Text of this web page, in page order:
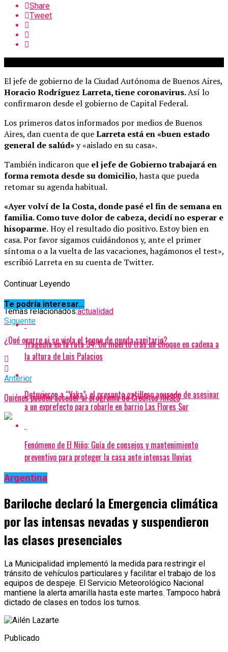
Share
Tweet
El jefe de gobierno de la Ciudad Autónoma de Buenos Aires,
Horacio Rodríguez Larreta, tiene coronavirus.Así lo
confirmaron desde el gobierno de Capital Federal.
Los primeros datos informados por medios de Buenos
Aires, dan cuenta de queLarreta está en «buen estado
general de salúd»y «aislado en su casa».
También indicaron que el jefe de Gobierno trabajará en
forma remota desde su domicilio, hasta que pueda
retomar su agenda habitual.
«Ayer volví de la Costa, donde pasé el fin de semana en
familia. Como tuve dolor de cabeza, decidí no esperar e
hisoparme.Hoy el resultado dio positivo. Estoy bien en
casa. Por favor sigamos cuidándonos y, ante el primer
síntoma o a la vuelta de las vacaciones, hagámonos el test»,
escribió Larreta en su cuenta de Twitter.
Temas relacionados:actualidad
Siguente
¿Qué ocurre si se viola el toque de queda sanitario?
Anterior
Quiénes pueden acceder al programa de Créditos ANSES
Continuar Leyendo
Te podría interesar...
Tragedia en la ruta 34: Un muerto tras un choque en cadena a
la altura de Luis Palacios
Detuvieron a “Yaka”, el presunto gatillero acusado de asesinar
a un exprefecto para robarle en barrio Las Flores Sur
Fenómeno de El Niño: Guía de consejos y mantenimiento
preventivo para proteger la casa ante intensas lluvias
Argentina
Bariloche declaró la Emergencia climática
por las intensas nevadas y suspendieron
las clases presenciales
La Municipalidad implementó la medida para restringir el
tránsito de vehículos particulares y facilitar el trabajo de los
equipos de despeje. El Servicio Meteorológico Nacional
mantiene la alerta amarilla hasta este martes. Tampoco habrá
dictado de clases en todos los turnos.
Publicado